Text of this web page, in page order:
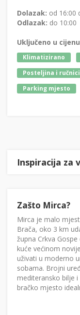
Dolazak: od 16:00
Odlazak: do 10:00
Uključeno u
Klimatizirano
Posteljina i ručnici
Parking mjesto
Inspiracija za
Zašto Mirca?
Mirca je malo
Brača, oko 3 km
župna Crkva
kuće većinom
uživati u moderno
sobama. Brojni
mediteransko bilje
bračko mjesto